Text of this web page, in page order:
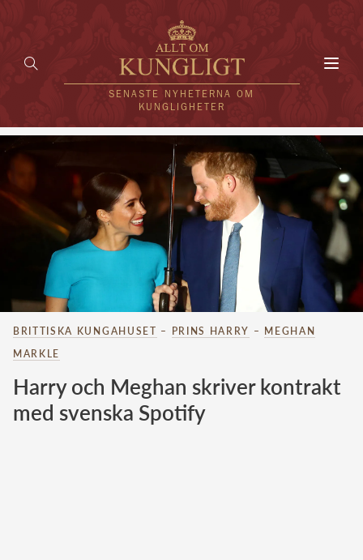
SENASTE NYHETERNA OM
KUNGLIGHETER
HEM
KUNGAFAMILJEN
UTLÄNDSKT
KÄNDISAR
VÄRLDENS KUNGAHUS
Svenska kungahuset
Norska kungahuset
Danska kungahuset
BRITTISKA KUNGAHUSET – PRINS HARRY – MEGHAN
MARKLE
Harry och Meghan skriver kontrakt
med svenska Spotify